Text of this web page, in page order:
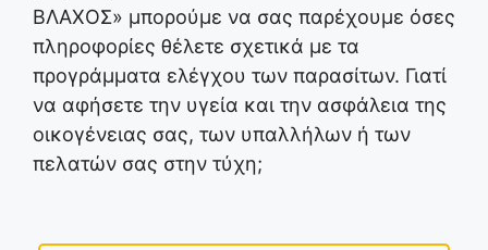
ΒΛΑΧΟΣ» μπορούμε να σας παρέχουμε όσες
πληροφορίες θέλετε σχετικά με τα
προγράμματα ελέγχου των παρασίτων. Γιατί
να αφήσετε την υγεία και την ασφάλεια της
οικογένειας σας, των υπαλλήλων ή των
πελατών σας στην τύχη;